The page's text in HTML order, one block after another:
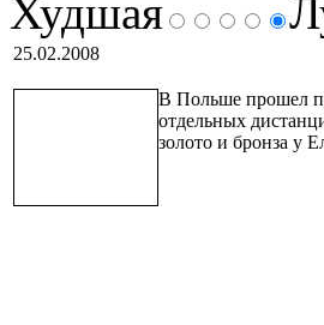
Худшая
25.02.2008
В Польше прошел
отдельных
золото и бронза у